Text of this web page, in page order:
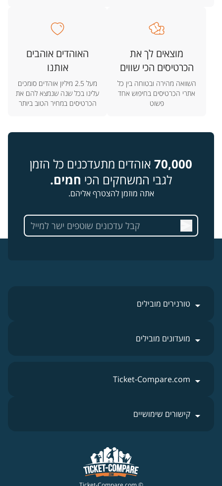
מוצאים לך את
הכרטיסים הכי שווים
השוואה מהירה ובטוחה בין כל
אתרי הכרטיסים בחיפוש אחד
פשוט
האוהדים אוהבים
אותנו
מעל 2.5 מיליון אוהדים סומכים
עלינו בכל שנה שנמצא להם את
הכרטיסים במחיר הטוב ביותר
70,000 אוהדים מתעדכנים כל הזמן
לגבי המשחקים הכי חמים.
אתה מוזמן להצטרף אליהם.
טורנירים מובילים
מועדונים מובילים
Ticket-Compare.com
קישורים שימושיים